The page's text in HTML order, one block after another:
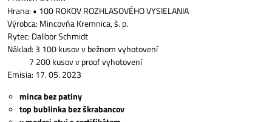
Hrana: • 100 ROKOV ROZHLASOVÉHO VYSIELANIA
Výrobca: Mincovňa Kremnica, š. p.
Rytec: Dalibor Schmidt
Náklad: 3 100 kusov v bežnom vyhotovení
7 200 kusov v proof vyhotovení
Emisia: 17. 05. 2023
minca bez patiny
top bublinka bez škrabancov